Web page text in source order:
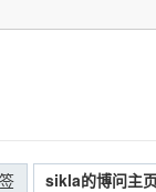
sikla的博问主